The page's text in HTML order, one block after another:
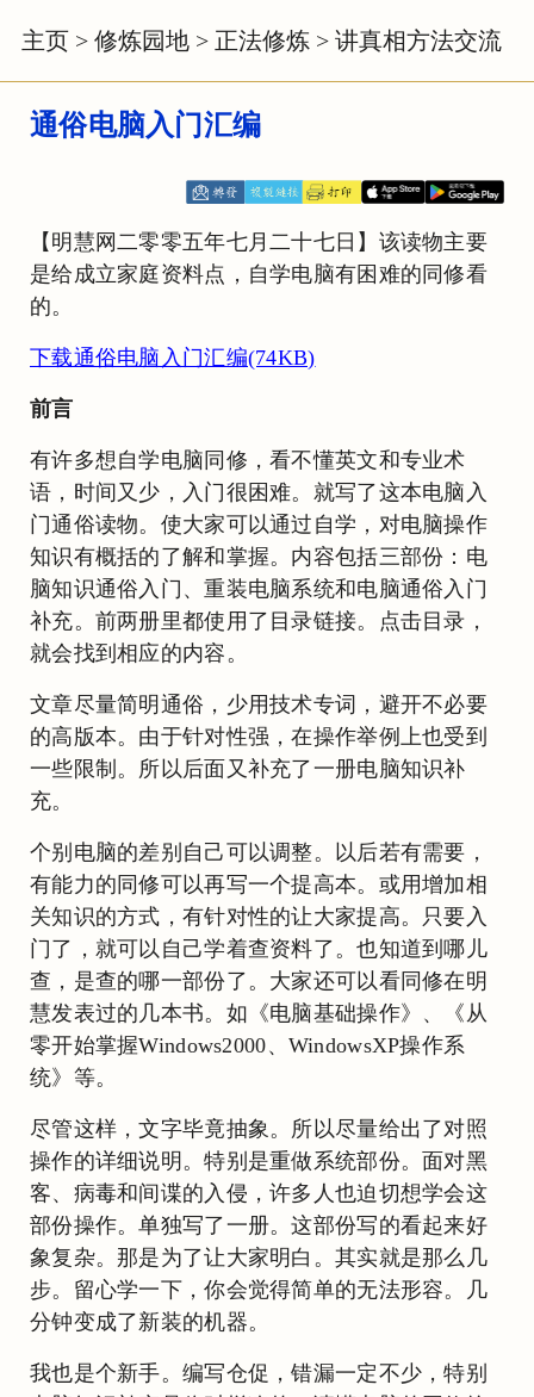
主页 > 修炼园地 > 正法修炼 > 讲真相方法交流
通俗电脑入门汇编
【明慧网二零零五年七月二十七日】该读物主要
是给成立家庭资料点，自学电脑有困难的同修看
的。
下载通俗电脑入门汇编(74KB)
前言
有许多想自学电脑同修，看不懂英文和专业术
语，时间又少，入门很困难。就写了这本电脑入
门通俗读物。使大家可以通过自学，对电脑操作
知识有概括的了解和掌握。内容包括三部份：电
脑知识通俗入门、重装电脑系统和电脑通俗入门
补充。前两册里都使用了目录链接。点击目录，
就会找到相应的内容。
文章尽量简明通俗，少用技术专词，避开不必要
的高版本。由于针对性强，在操作举例上也受到
一些限制。所以后面又补充了一册电脑知识补
充。
个别电脑的差别自己可以调整。以后若有需要，
有能力的同修可以再写一个提高本。或用增加相
关知识的方式，有针对性的让大家提高。只要入
门了，就可以自己学着查资料了。也知道到哪儿
查，是查的哪一部份了。大家还可以看同修在明
慧发表过的几本书。如《电脑基础操作》、《从
零开始掌握Windows2000、WindowsXP操作系
统》等。
尽管这样，文字毕竟抽象。所以尽量给出了对照
操作的详细说明。特别是重做系统部份。面对黑
客、病毒和间谍的入侵，许多人也迫切想学会这
部份操作。单独写了一册。这部份写的看起来好
象复杂。那是为了让大家明白。其实就是那么几
步。留心学一下，你会觉得简单的无法形容。几
分钟变成了新装的机器。
我也是个新手。编写仓促，错漏一定不少，特别